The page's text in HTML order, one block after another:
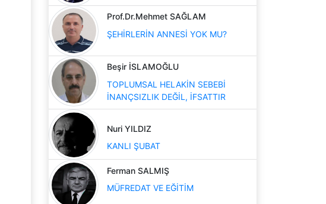
Prof.Dr.Mehmet SAĞLAM
ŞEHİRLERİN ANNESİ YOK MU?
Beşir İSLAMOĞLU
TOPLUMSAL HELAKİN SEBEBİ
İNANÇSIZLIK DEĞİL, İFSATTIR
Nuri YILDIZ
KANLI ŞUBAT
Ferman SALMIŞ
MÜFREDAT VE EĞİTİM